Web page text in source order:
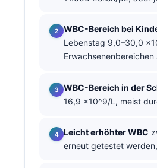
WBC-Bereich bei
Lebenstag 9,0–30,0
Erwachsenenbereichen
WBC-Bereich in der
16,9 ×10^9/L, meist
Leicht erhöhter WBC
erneut getestet